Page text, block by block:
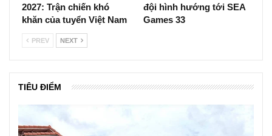
2027: Trận chiến khó
khăn của tuyển Việt Nam
đội hình hướng tới SEA
Games 33
PREV NEXT
TIÊU ĐIỂM